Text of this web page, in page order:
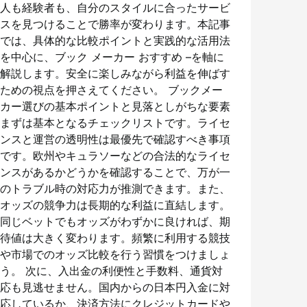
人も経験者も、自分のスタイルに合ったサービ
スを見つけることで勝率が変わります。本記事
では、具体的な比較ポイントと実践的な活用法
を中心に、ブック メーカー おすすめ –を軸に
解説します。安全に楽しみながら利益を伸ばす
ための視点を押さえてください。 ブックメー
カー選びの基本ポイントと見落としがちな要素
まずは基本となるチェックリストです。ライセ
ンスと運営の透明性は最優先で確認すべき事項
です。欧州やキュラソーなどの合法的なライセ
ンスがあるかどうかを確認することで、万が一
のトラブル時の対応力が推測できます。また、
オッズの競争力は長期的な利益に直結します。
同じベットでもオッズがわずかに良ければ、期
待値は大きく変わります。頻繁に利用する競技
や市場でのオッズ比較を行う習慣をつけましょ
う。 次に、入出金の利便性と手数料、通貨対
応も見逃せません。国内からの日本円入金に対
応しているか、決済方法にクレジットカードや